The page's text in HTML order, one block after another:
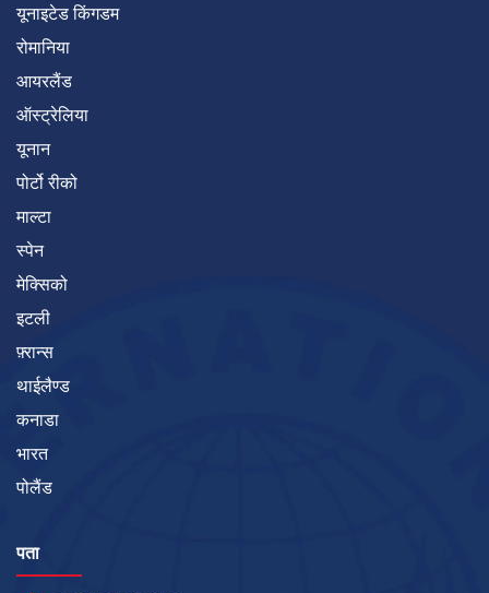
यूनाइटेड किंगडम
रोमानिया
आयरलैंड
ऑस्ट्रेलिया
यूनान
पोर्टो रीको
माल्टा
स्पेन
मेक्सिको
इटली
फ़्रान्स
थाईलैण्ड
कनाडा
भारत
पोलैंड
पता